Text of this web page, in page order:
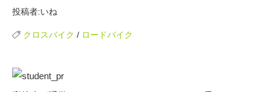
投稿者:いね
クロスバイク / ロードバイク